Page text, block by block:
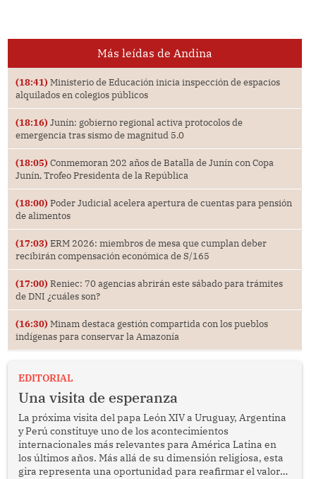
Más leídas de Andina
(18:41) Ministerio de Educación inicia inspección de espacios
alquilados en colegios públicos
(18:16) Junín: gobierno regional activa protocolos de
emergencia tras sismo de magnitud 5.0
(18:05) Conmemoran 202 años de Batalla de Junín con Copa
Junín, Trofeo Presidenta de la República
(18:00) Poder Judicial acelera apertura de cuentas para pensión
de alimentos
(17:03) ERM 2026: miembros de mesa que cumplan deber
recibirán compensación económica de S/165
(17:00) Reniec: 70 agencias abrirán este sábado para trámites
de DNI ¿cuáles son?
(16:30) Minam destaca gestión compartida con los pueblos
indígenas para conservar la Amazonía
EDITORIAL
Una visita de esperanza
La próxima visita del papa León XIV a Uruguay, Argentina
y Perú constituye uno de los acontecimientos
internacionales más relevantes para América Latina en
los últimos años. Más allá de su dimensión religiosa, esta
gira representa una oportunidad para reafirmar el valor